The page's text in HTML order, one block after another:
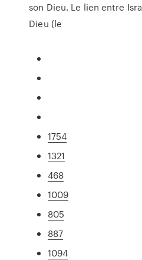
son Dieu. Le lien entre
Dieu (le
1754
1321
468
1009
805
887
1094